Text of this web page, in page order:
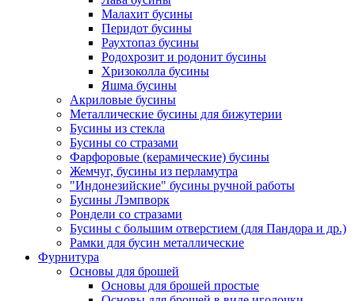
Малахит бусины
Перидот бусины
Раухтопаз бусины
Родохрозит и родонит бусины
Хризоколла бусины
Яшма бусины
Акриловые бусины
Металлические бусины для бижутерии
Бусины из стекла
Бусины со стразами
Фарфоровые (керамические) бусины
Жемчуг, бусины из перламутра
"Индонезийские" бусины ручной работы
Бусины Лэмпворк
Рондели со стразами
Бусины с большим отверстием (для Пандора и др.)
Рамки для бусин металлические
Фурнитура
Основы для брошей
Основы для брошей простые